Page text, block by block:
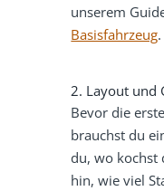
unserem
Basisfahrzeug.
2. Layout und
Bevor die
brauchst du
du, wo kochst
hin, wie viel